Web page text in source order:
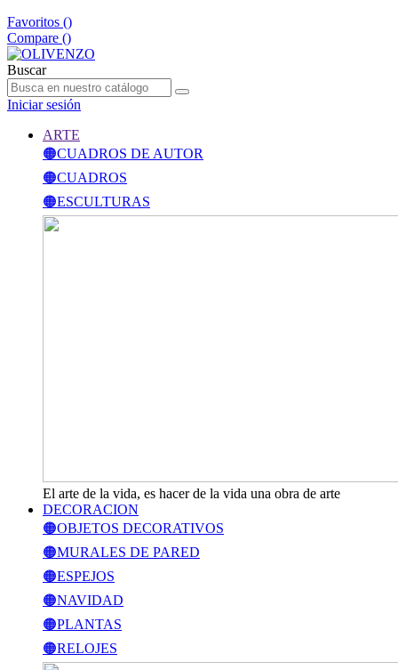
Favoritos ()
Compare ()
Buscar
Iniciar sesión
ARTE
🟠CUADROS DE AUTOR
🟠CUADROS
🟠ESCULTURAS
El arte de la vida, es hacer de la vida una obra de arte
DECORACION
🟠OBJETOS DECORATIVOS
🟠MURALES DE PARED
🟠ESPEJOS
🟠NAVIDAD
🟠PLANTAS
🟠RELOJES